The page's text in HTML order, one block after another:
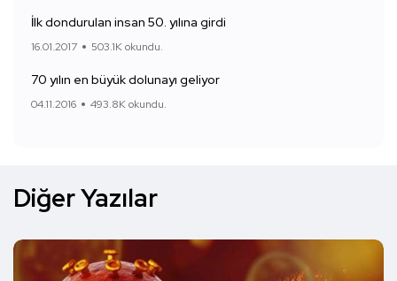
İlk dondurulan insan 50. yılına girdi
16.01.2017 503.1K okundu.
70 yılın en büyük dolunayı geliyor
04.11.2016 493.8K okundu.
Diğer Yazılar